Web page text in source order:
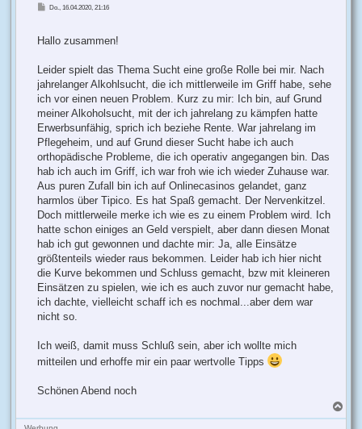
e
a
g
Do., 16.04.2020, 21:16
Hallo zusammen!
Leider spielt das Thema Sucht eine große Rolle bei mir. Nach
jahrelanger Alkohlsucht, die ich mittlerweile im Griff habe, sehe
ich vor einen neuen Problem. Kurz zu mir: Ich bin, auf Grund
meiner Alkoholsucht, mit der ich jahrelang zu kämpfen hatte
Erwerbsunfähig, sprich ich beziehe Rente. War jahrelang im
Pflegeheim, und auf Grund dieser Sucht habe ich auch
orthopädische Probleme, die ich operativ angegangen bin. Das
hab ich auch im Griff, ich war froh wie ich wieder Zuhause war.
Aus puren Zufall bin ich auf Onlinecasinos gelandet, ganz
harmlos über Tipico. Es hat Spaß gemacht. Der Nervenkitzel.
Doch mittlerweile merke ich wie es zu einem Problem wird. Ich
hatte schon einiges an Geld verspielt, aber dann diesen Monat
hab ich gut gewonnen und dachte mir: Ja, alle Einsätze
größtenteils wieder raus bekommen. Leider hab ich hier nicht
die Kurve bekommen und Schluss gemacht, bzw mit kleineren
Einsätzen zu spielen, wie ich es auch zuvor nur gemacht habe,
ich dachte, vielleicht schaff ich es nochmal...aber dem war
nicht so.
Ich weiß, damit muss Schluß sein, aber ich wollte mich
mitteilen und erhoffe mir ein paar wertvolle Tipps
Schönen Abend noch